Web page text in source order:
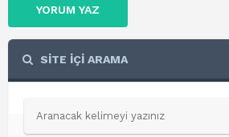
YORUM YAZ
SİTE İÇİ ARAMA